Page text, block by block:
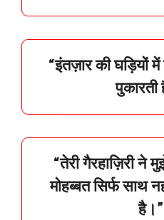
“इंतज़ारकीघड़ियोंमें
पुकारती
“तेरीगैरहाज़िरीने
मोहब्बतसिर्फसाथ
है।”